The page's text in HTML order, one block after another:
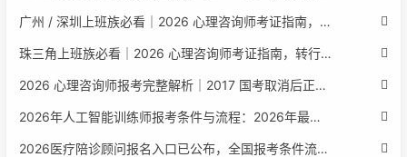
广州 / 深圳上班族必看｜2026 心理咨询师考证指南，转行副业、情绪疏导双收益
珠三角上班族必看｜2026 心理咨询师考证指南，转行副业、情绪疏导双收益
2026 心理咨询师报考完整解析｜2017 国考取消后正规报考标准、流程避坑指南
2026年人工智能训练师报考条件与流程：2026年最新官方要求全面解读
2026医疗陪诊顾问报名入口已公布，全国报考条件流程政策全解析